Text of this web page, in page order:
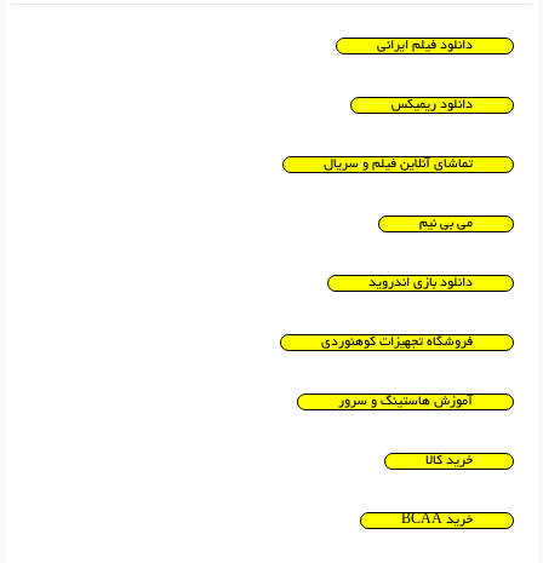
دانلود فیلم ایرانی
دانلود ریمیکس
تماشای آنلاین فیلم و سریال
می بی نیم
دانلود بازی اندروید
فروشگاه تجهیزات کوهنوردی
آموزش هاستینگ و سرور
خرید کالا
خرید BCAA